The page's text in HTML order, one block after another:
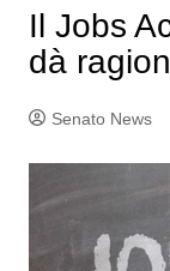
Il Jobs
dà
Senato News